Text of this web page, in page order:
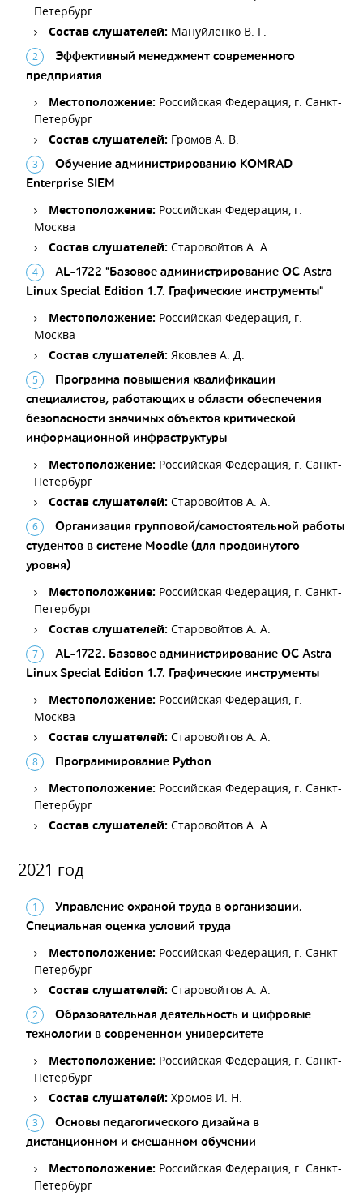
Петербург
Состав слушателей: Мануйленко В. Г.
Эффективный менеджмент современного
предприятия
Местоположение: Российская Федерация, г. Санкт-
Петербург
Состав слушателей: Громов А. В.
Обучение администрированию KOMRAD
Enterprise SIEM
Местоположение: Российская Федерация, г.
Москва
Состав слушателей:Старовойтов А. А.
AL-1722 "Базовое администрирование ОС Astra
Linux Special Edition 1.7. Графические инструменты"
Местоположение: Российская Федерация, г.
Москва
Состав слушателей:Яковлев А. Д.
Программа повышения квалификации
специалистов, работающих в области обеспечения
безопасности значимых объектов критической
информационной инфраструктуры
Местоположение: Российская Федерация, г. Санкт-
Петербург
Состав слушателей:Старовойтов А. А.
Организация групповой/самостоятельной работы
студентов в системе Moodle (для продвинутого
уровня)
Местоположение: Российская Федерация, г. Санкт-
Петербург
Состав слушателей:Старовойтов А. А.
AL-1722. Базовое администрирование ОС Astra
Linux Special Edition 1.7. Графические инструменты
Местоположение: Российская Федерация, г.
Москва
Состав слушателей:Старовойтов А. А.
Программирование Python
Местоположение: Российская Федерация, г. Санкт-
Петербург
Состав слушателей:Старовойтов А. А.
2021 год
Управление охраной труда в организации.
Специальная оценка условий труда
Местоположение: Российская Федерация, г. Санкт-
Петербург
Состав слушателей:Старовойтов А. А.
Образовательная деятельность и цифровые
технологии в современном университете
Местоположение: Российская Федерация, г. Санкт-
Петербург
Состав слушателей:Хромов И. Н.
Основы педагогического дизайна в
дистанционном и смешанном обучении
Местоположение: Российская Федерация, г. Санкт-
Петербург